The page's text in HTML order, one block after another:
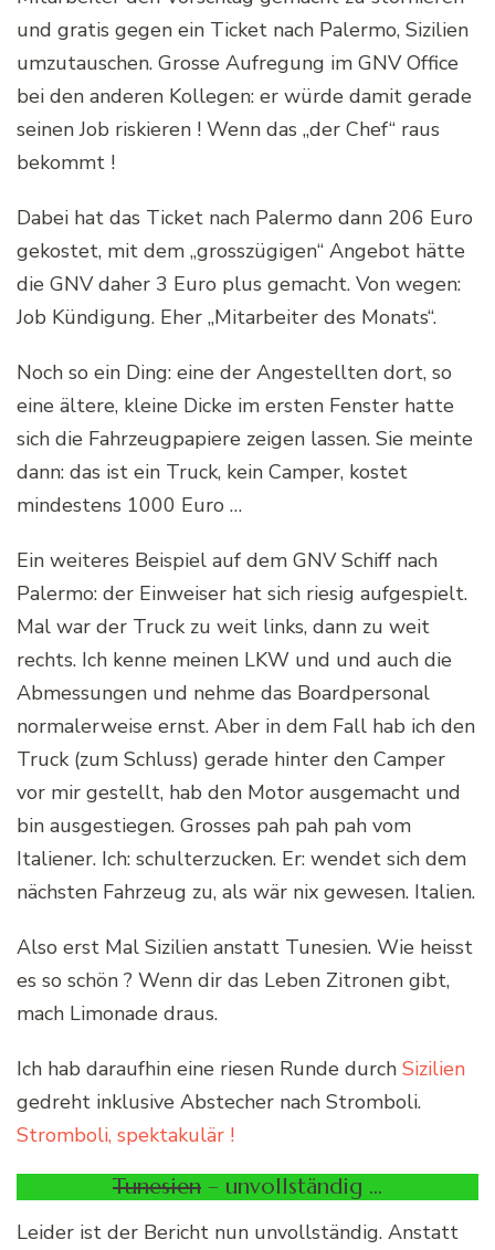
und gratis gegen ein Ticket nach Palermo, Sizilien
umzutauschen. Grosse Aufregung im GNV Office
bei den anderen Kollegen: er würde damit gerade
seinen Job riskieren ! Wenn das „der Chef“ raus
bekommt !
Dabei hat das Ticket nach Palermo dann 206 Euro
gekostet, mit dem „grosszügigen“ Angebot hätte
die GNV daher 3 Euro plus gemacht. Von wegen:
Job Kündigung. Eher „Mitarbeiter des Monats“.
Noch so ein Ding: eine der Angestellten dort, so
eine ältere, kleine Dicke im ersten Fenster hatte
sich die Fahrzeugpapiere zeigen lassen. Sie meinte
dann: das ist ein Truck, kein Camper, kostet
mindestens 1000 Euro …
Ein weiteres Beispiel auf dem GNV Schiff nach
Palermo: der Einweiser hat sich riesig aufgespielt.
Mal war der Truck zu weit links, dann zu weit
rechts. Ich kenne meinen LKW und und auch die
Abmessungen und nehme das Boardpersonal
normalerweise ernst. Aber in dem Fall hab ich den
Truck (zum Schluss) gerade hinter den Camper
vor mir gestellt, hab den Motor ausgemacht und
bin ausgestiegen. Grosses pah pah pah vom
Italiener. Ich: schulterzucken. Er: wendet sich dem
nächsten Fahrzeug zu, als wär nix gewesen. Italien.
Also erst Mal Sizilien anstatt Tunesien. Wie heisst
es so schön ? Wenn dir das Leben Zitronen gibt,
mach Limonade draus.
Ich hab daraufhin eine riesen Runde durch Sizilien
gedreht inklusive Abstecher nach Stromboli.
Stromboli, spektakulär !
Tunesien – unvollständig …
Leider ist der Bericht nun unvollständig. Anstatt